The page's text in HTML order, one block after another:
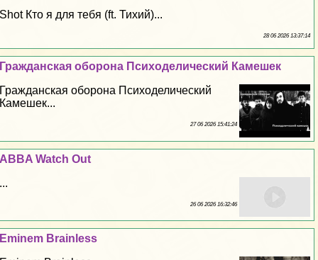
Shot Кто я для тебя (ft. Тихий)...
28 06 2026 13:37:14
Гражданская оборона Психоделический Камешек
Гражданская оборона Психоделический
Камешек...
27 06 2026 15:41:24
ABBA Watch Out
...
26 06 2026 16:32:46
Eminem Brainless